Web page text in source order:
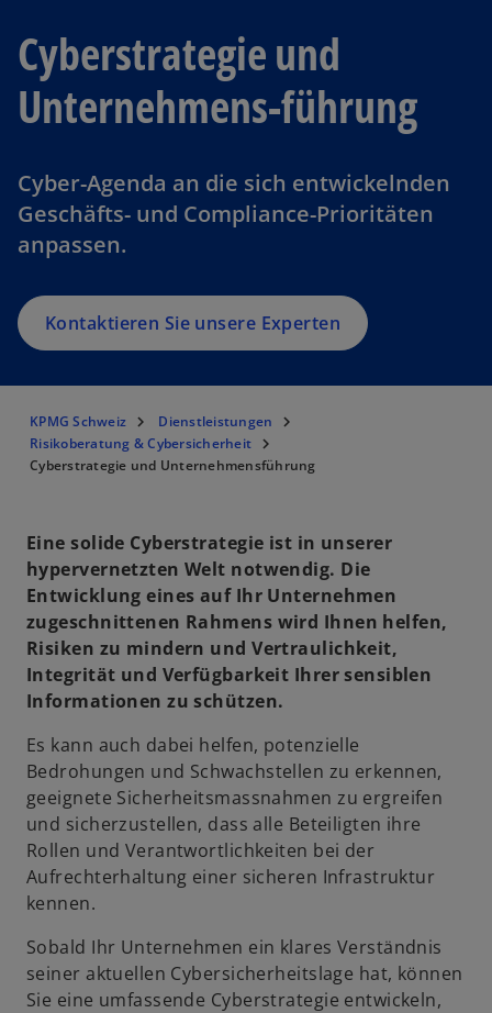
Cyberstrategie und
Unternehmens-führung
Cyber-Agenda an die sich entwickelnden
Geschäfts- und Compliance-Prioritäten
anpassen.
Kontaktieren Sie unsere Experten
KPMG Schweiz
Dienstleistungen
Risikoberatung & Cybersicherheit
Cyberstrategie und Unternehmensführung
Eine solide Cyberstrategie ist in unserer
hypervernetzten Welt notwendig. Die
Entwicklung eines auf Ihr Unternehmen
zugeschnittenen Rahmens wird Ihnen helfen,
Risiken zu mindern und Vertraulichkeit,
Integrität und Verfügbarkeit Ihrer sensiblen
Informationen zu schützen.
Es kann auch dabei helfen, potenzielle
Bedrohungen und Schwachstellen zu erkennen,
geeignete Sicherheitsmassnahmen zu ergreifen
und sicherzustellen, dass alle Beteiligten ihre
Rollen und Verantwortlichkeiten bei der
Aufrechterhaltung einer sicheren Infrastruktur
kennen.
Sobald Ihr Unternehmen ein klares Verständnis
seiner aktuellen Cybersicherheitslage hat, können
Sie eine umfassende Cyberstrategie entwickeln,